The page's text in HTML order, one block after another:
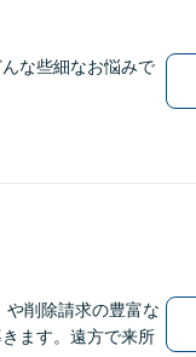
な些細なお悩みで
や削除請求の豊富な
ます。遠方で来所